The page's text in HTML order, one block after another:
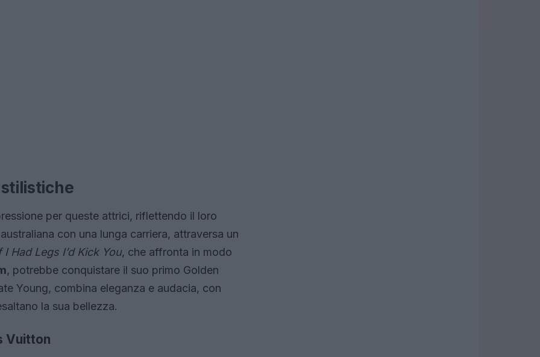
per queste attrici, riflettendo il loro
con una lunga carriera, attraversa un
I Had Legs I’d Kick You, che affronta in modo
, potrebbe conquistare il suo primo Golden
Young, combina eleganza e audacia, con
la sua bellezza.
Vuitton